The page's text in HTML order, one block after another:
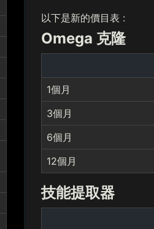
以下是新的價目表 :
Omega 克隆
1個月
3個月
6個月
12個月
技能提取器